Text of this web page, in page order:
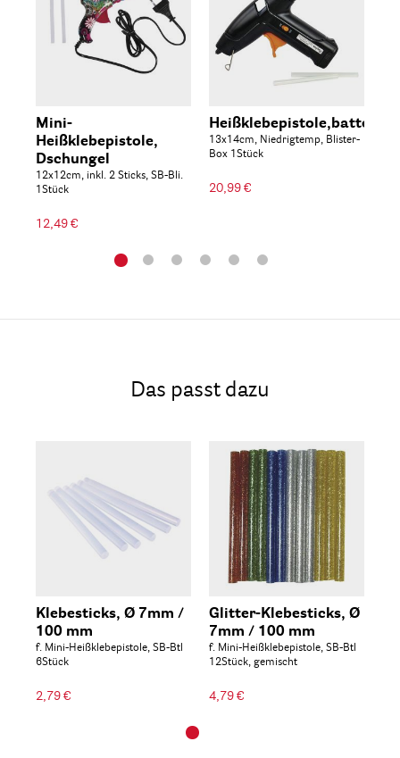
Mini-
Heißklebepistole,
Dschungel
12x12cm, inkl. 2 Sticks, SB-Bli.
1Stück
12,49 €
13x14cm, Niedrigtemp, Blister-
Box 1Stück
20,99 €
Das passt dazu
Klebesticks, Ø 7mm /
100 mm
f. Mini-Heißklebepistole, SB-Btl
6Stück
2,79 €
Glitter-Klebesticks, Ø
7mm / 100 mm
f. Mini-Heißklebepistole, SB-Btl
12Stück, gemischt
4,79 €